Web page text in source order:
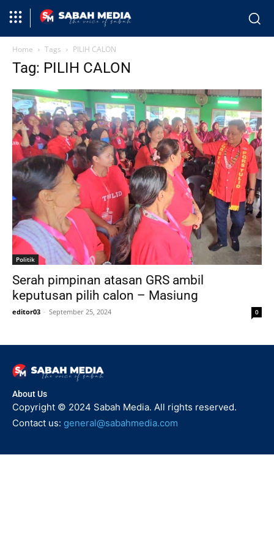
Home Tags PILIH CALON
Tag: PILIH CALON
Politik
Serah pimpinan atasan GRS ambil
keputusan pilih calon – Masiung
editor03 - September 25, 2024 0
About Us
Copyright © 2024 Sabah Media. All rights reserved.
Contact us: general@sabahmedia.com